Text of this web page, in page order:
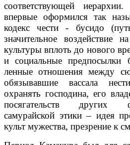
соответствующей
впервые оформился так
кодекс чести - бусидо
значительное воздействие
культуры вплоть до нового
и социальные предпосылки
ленные отношения между
обязывавшие вассала
охранять господина, его
посягательств других
самурайской этики – идея
культ мужества, презрение к